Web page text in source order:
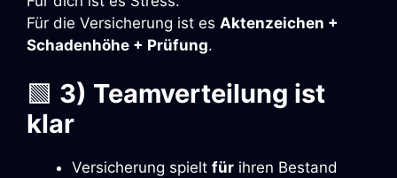
Für die Versicherung ist es Aktenzeichen +
Schadenhöhe + Prüfung.
🟩 3) Teamverteilung ist
klar
Versicherung spielt für ihren Bestand